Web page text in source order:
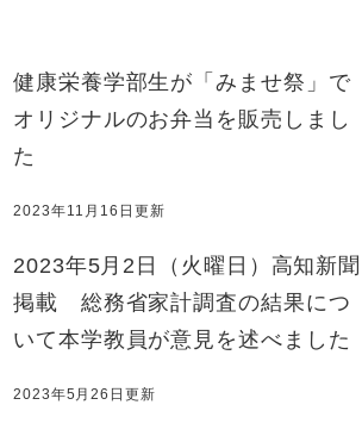
健康栄養学部生が「みませ祭」で
オリジナルのお弁当を販売しまし
た
2023年11月16日更新
2023年5月2日（火曜日）高知新聞
掲載 総務省家計調査の結果につ
いて本学教員が意見を述べました
2023年5月26日更新